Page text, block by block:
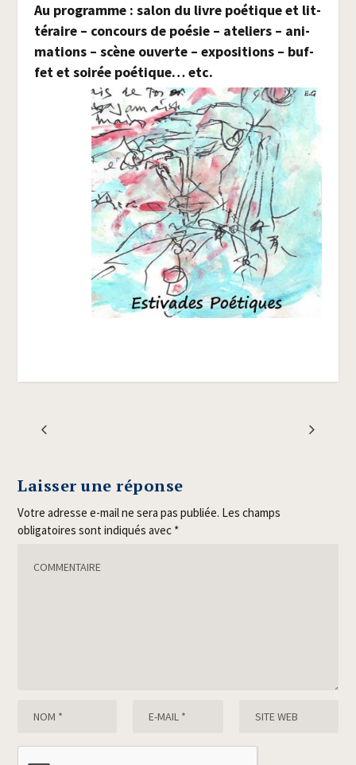
Au pro­gramme : salon du livre poé­tique et lit­
té­raire – concours de poé­sie – ate­liers – ani­
ma­tions – scène ouverte – expo­si­tions – buf­
fet et soi­rée poé­tique… etc.
Laisser une réponse
Votre adresse e-mail ne sera pas publiée. Les champs
obligatoires sont indiqués avec *